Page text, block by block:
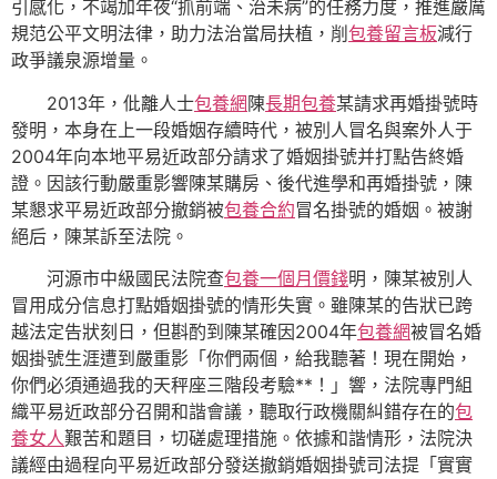
引感化，不竭加年夜“抓前端、治未病”的任務力度，推進嚴厲
規范公平文明法律，助力法治當局扶植，削 包養留言板減行
政爭議泉源增量。
2013年，仳離人士包養網陳長期包養某請求再婚掛號時
發明，本身在上一段婚姻存續時代，被別人冒名與案外人于
2004年向本地平易近政部分請求了婚姻掛號并打點告終婚
證。因該行動嚴重影響陳某購房、後代進學和再婚掛號，陳
某懇求平易近政部分撤銷被包養合約冒名掛號的婚姻。被謝
絕后，陳某訴至法院。
河源市中級國民法院查包養一個月價錢明，陳某被別人
冒用成分信息打點婚姻掛號的情形失實。雖陳某的告狀已跨
越法定告狀刻日，但斟酌到陳某確因2004年包養網被冒名婚
姻掛號生涯遭到嚴重影「你們兩個，給我聽著！現在開始，
你們必須通過我的天秤座三階段考驗**！」響，法院專門組
織平易近政部分召開和諧會議，聽取行政機關糾錯存在的包
養女人艱苦和題目，切磋處理措施。依據和諧情形，法院決
議經由過程向平易近政部分發送撤銷婚姻掛號司法提「實實